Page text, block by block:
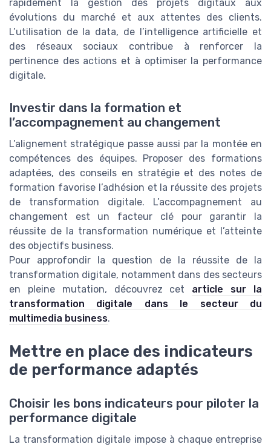
rapidement la gestion des projets digitaux aux
évolutions du marché et aux attentes des clients.
L’utilisation de la data, de l’intelligence artificielle et
des réseaux sociaux contribue à renforcer la
pertinence des actions et à optimiser la performance
digitale.
Investir dans la formation et
l’accompagnement au changement
L’alignement stratégique passe aussi par la montée en
compétences des équipes. Proposer des formations
adaptées, des conseils en stratégie et des notes de
formation favorise l’adhésion et la réussite des projets
de transformation digitale. L’accompagnement au
changement est un facteur clé pour garantir la
réussite de la transformation numérique et l’atteinte
des objectifs business.
Pour approfondir la question de la réussite de la
transformation digitale, notamment dans des secteurs
en pleine mutation, découvrez cet article sur la
transformation digitale dans le secteur du
multimedia business.
Mettre en place des indicateurs
de performance adaptés
Choisir les bons indicateurs pour piloter la
performance digitale
La transformation digitale impose à chaque entreprise